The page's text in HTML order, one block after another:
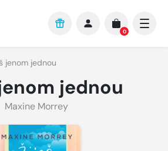
0
jenom jednou
jednou
Maxine Morrey